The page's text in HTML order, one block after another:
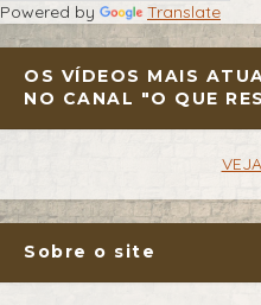
Powered by Translate
OS VÍDEOS MAIS
NO CANAL "O QUE
Sobre o site